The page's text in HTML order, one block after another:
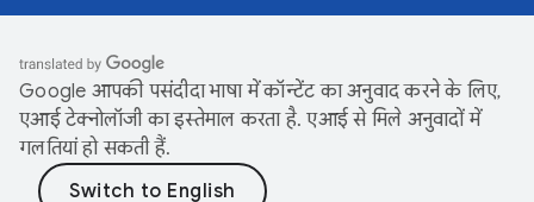
Google आपकी पसंदीदा भाषा में कॉन्टेंट का अनुवाद करने के लिए,
एआई टेक्नोलॉजी का इस्तेमाल करता है. एआई से मिले अनुवादों में
गलतियां हो सकती हैं.